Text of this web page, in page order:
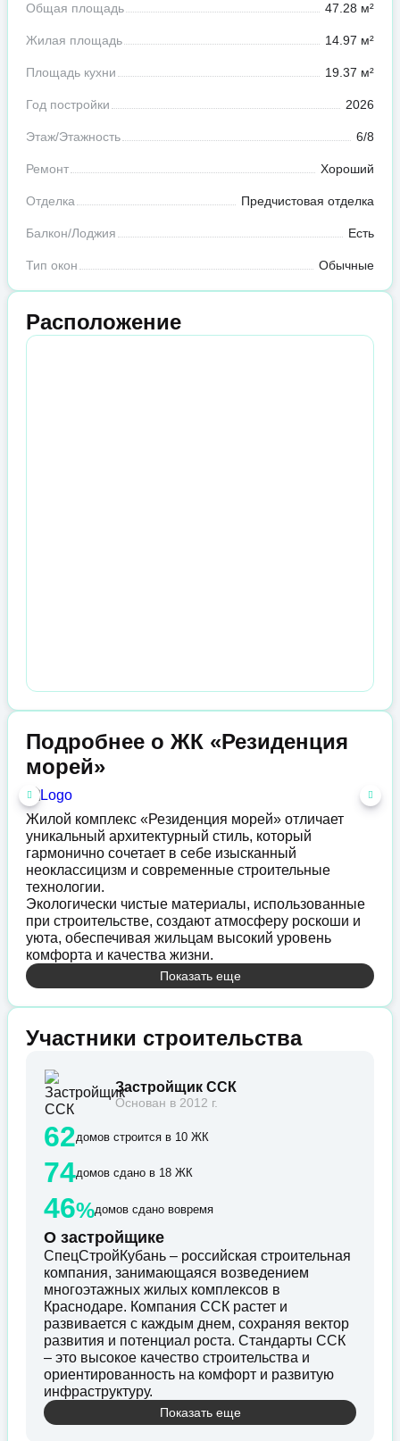
Общая площадь 47.28 м²
Жилая площадь 14.97 м²
Площадь кухни 19.37 м²
Год постройки 2026
Этаж/Этажность 6/8
Ремонт Хороший
Отделка Предчистовая отделка
Балкон/Лоджия Есть
Тип окон Обычные
Расположение
Подробнее о ЖК «Резиденция
морей»
Жилой комплекс «Резиденция морей» отличает
уникальный архитектурный стиль, который
гармонично сочетает в себе изысканный
неоклассицизм и современные строительные
технологии.
Экологически чистые материалы, использованные
при строительстве, создают атмосферу роскоши и
уюта, обеспечивая жильцам высокий уровень
комфорта и качества жизни.
Показать еще
Участники строительства
Застройщик ССК
Основан в 2012 г.
62домов строится в 10 ЖК
74домов сдано в 18 ЖК
46%домов сдано вовремя
О застройщике
СпецСтройКубань – российская строительная
компания, занимающаяся возведением
многоэтажных жилых комплексов в
Краснодаре. Компания ССК растет и
развивается с каждым днем, сохраняя вектор
развития и потенциал роста. Стандарты ССК
– это высокое качество строительства и
ориентированность на комфорт и развитую
инфраструктуру.
Показать еще